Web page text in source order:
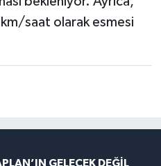
saat olarak esmesi
GELECEK DEĞİL